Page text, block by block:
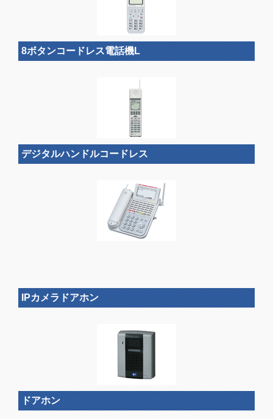
8ボタンコードレス電話機L
デジタルハンドルコードレス
IPカメラドアホン
ドアホン